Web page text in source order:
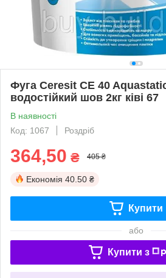
Фуга Ceresit CE 40
водостійкий шов 2кг ківі 67
В наявності
Код: 1067
Роздріб
364,50 ₴ 405 ₴
Економія 40.50 ₴
Купити
або
Купити з